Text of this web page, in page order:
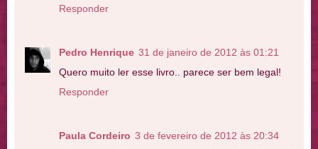
Responder
Pedro Henrique 31 de janeiro de 2012 às 01:21
Quero muito ler esse livro.. parece ser bem legal!
Responder
Paula Cordeiro 3 de fevereiro de 2012 às 20:34